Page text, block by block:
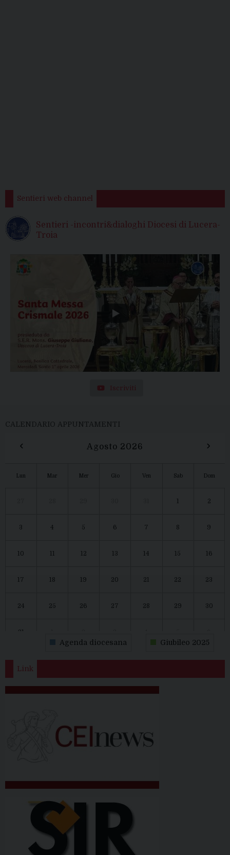
Sentieri web channel
Sentieri -incontri&dialoghi Diocesi di Lucera-
Troia
Iscriviti
CALENDARIO APPUNTAMENTI
‹ Agosto 2026 ›
Lun Mar Mer Gio Ven Sab Dom
2
3 4 5 6 7 8 9
10 12 13 14 15 16
17 18 19 20 21 22 23
24 25 26 27 28 29 30
31
Agenda diocesana Giubileo 2025
Link